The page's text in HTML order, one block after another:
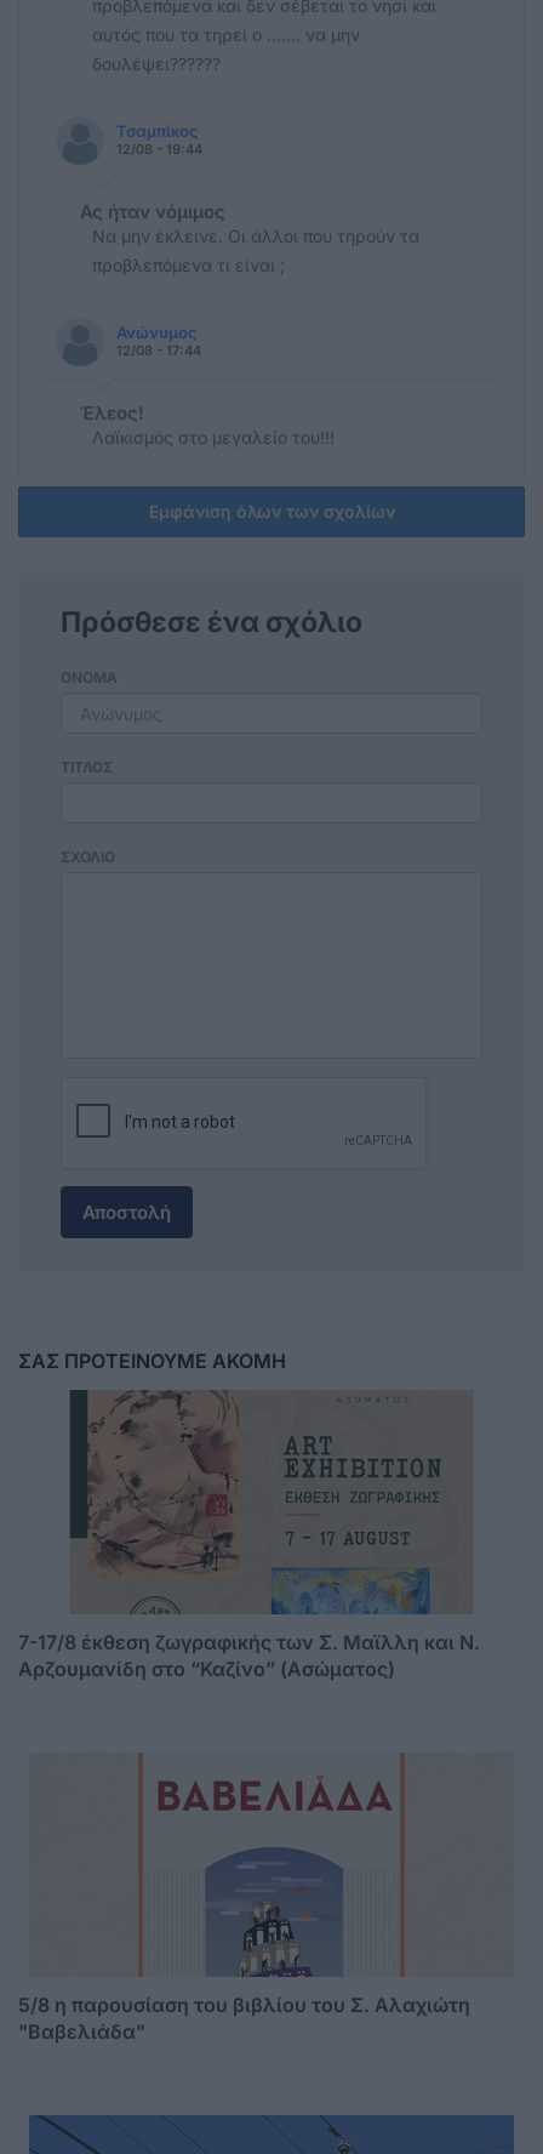
προβλεπόμενα και δεν σέβεται το νησί και
αυτός που τα τηρεί ο ....... να μην
δουλέψει??????
Τσαμπίκος
12/08 - 19:44
Ας ήταν νόμιμος
Να μην έκλεινε. Οι άλλοι που τηρούν τα
προβλεπόμενα τι είναι ;
Ανώνυμος
12/08 - 17:44
Έλεος!
Λαϊκισμός στο μεγαλείο του!!!
Εμφάνιση όλων των σχολίων
Πρόσθεσε ένα σχόλιο
ΟΝΟΜΑ
ΤΙΤΛΟΣ
ΣΧΟΛΙΟ
Αποστολή
ΣΑΣ ΠΡΟΤΕΙΝΟΥΜΕ ΑΚΟΜΗ
7-17/8 έκθεση ζωγραφικής των Σ. Μαϊλλη και Ν.
Αρζουμανίδη στο “Καζίνο” (Ασώματος)
5/8 η παρουσίαση του βιβλίου του Σ. Αλαχιώτη
"Βαβελιάδα"